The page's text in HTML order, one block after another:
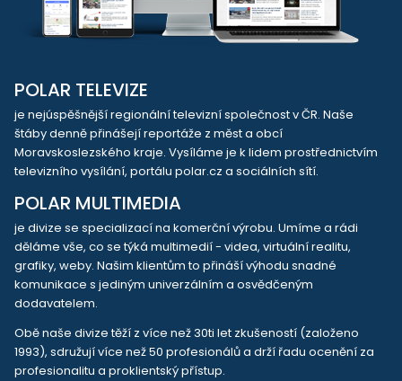
POLAR TELEVIZE
je nejúspěšnější regionální televizní společnost v ČR. Naše
štáby denně přinášejí reportáže z měst a obcí
Moravskoslezského kraje. Vysíláme je k lidem prostřednictvím
televizního vysílání, portálu polar.cz a sociálních sítí.
POLAR MULTIMEDIA
je divize se specializací na komerční výrobu. Umíme a rádi
děláme vše, co se týká multimedií - videa, virtuální realitu,
grafiky, weby. Našim klientům to přináší výhodu snadné
komunikace s jediným univerzálním a osvědčeným
dodavatelem.
Obě naše divize těží z více než 30ti let zkušeností (založeno
1993), sdružují více než 50 profesionálů a drží řadu ocenění za
profesionalitu a proklientský přístup.